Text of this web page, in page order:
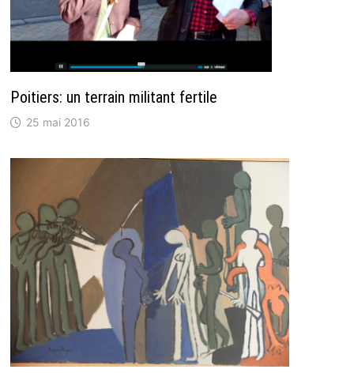
Poitiers: un terrain militant fertile
25 mai 2016